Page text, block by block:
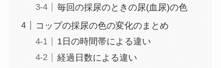
毎回の採尿のときの尿(血尿)の色
コップの採尿の色の変化のまとめ
1日の時間帯による違い
経過日数による違い